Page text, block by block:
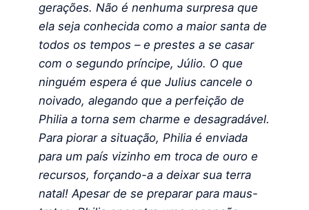
gerações. Não é nenhuma surpresa que
ela seja conhecida como a maior santa de
todos os tempos – e prestes a se casar
com o segundo príncipe, Júlio. O que
ninguém espera é que Julius cancele o
noivado, alegando que a perfeição de
Philia a torna sem charme e desagradável.
Para piorar a situação, Philia é enviada
para um país vizinho em troca de ouro e
recursos, forçando-a a deixar sua terra
natal! Apesar de se preparar para maus-